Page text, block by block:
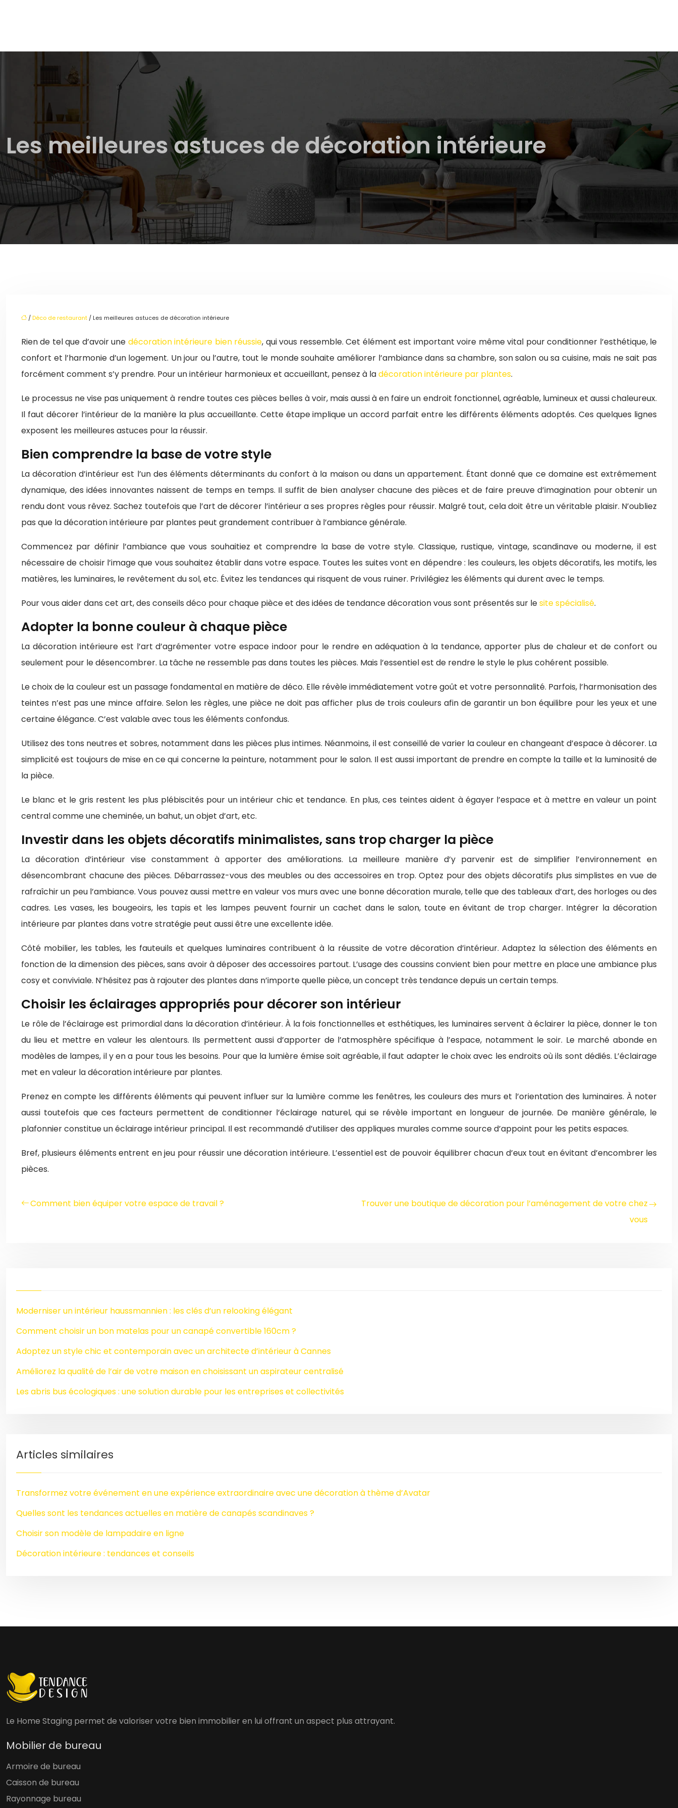
Les meilleures astuces de décoration intérieure
/Déco de restaurant / Les meilleures astuces de décoration intérieure
Rien de tel que d’avoir une décoration intérieure bien réussie, qui vous ressemble. Cet élément est important voire même vital pour conditionner l’esthétique, le
confort et l’harmonie d’un logement. Un jour ou l’autre, tout le monde souhaite améliorer l’ambiance dans sa chambre, son salon ou sa cuisine, mais ne sait pas
forcément comment s’y prendre. Pour un intérieur harmonieux et accueillant, pensez à ladécoration intérieure par plantes.
Le processus ne vise pas uniquement à rendre toutes ces pièces belles à voir, mais aussi à en faire un endroit fonctionnel, agréable, lumineux et aussi chaleureux.
Il faut décorer l’intérieur de la manière la plus accueillante. Cette étape implique un accord parfait entre les différents éléments adoptés. Ces quelques lignes
exposent les meilleures astuces pour la réussir.
Bien comprendre la base de votre style
La décoration d’intérieur est l’un des éléments déterminants du confort à la maison ou dans un appartement. Étant donné que ce domaine est extrêmement
dynamique, des idées innovantes naissent de temps en temps. Il suffit de bien analyser chacune des pièces et de faire preuve d’imagination pour obtenir un
rendu dont vous rêvez. Sachez toutefois que l’art de décorer l’intérieur a ses propres règles pour réussir. Malgré tout, cela doit être un véritable plaisir. N’oubliez
pas que la décoration intérieure par plantes peut grandement contribuer à l’ambiance générale.
Commencez par définir l’ambiance que vous souhaitiez et comprendre la base de votre style. Classique, rustique, vintage, scandinave ou moderne, il est
nécessaire de choisir l’image que vous souhaitez établir dans votre espace. Toutes les suites vont en dépendre : les couleurs, les objets décoratifs, les motifs, les
matières, les luminaires, le revêtement du sol, etc. Évitez les tendances qui risquent de vous ruiner. Privilégiez les éléments qui durent avec le temps.
Pour vous aider dans cet art, des conseils déco pour chaque pièce et des idées de tendance décoration vous sont présentés sur lesite spécialisé.
Adopter la bonne couleur à chaque pièce
La décoration intérieure est l’art d’agrémenter votre espace indoor pour le rendre en adéquation à la tendance, apporter plus de chaleur et de confort ou
seulement pour le désencombrer. La tâche ne ressemble pas dans toutes les pièces. Mais l’essentiel est de rendre le style le plus cohérent possible.
Le choix de la couleur est un passage fondamental en matière de déco. Elle révèle immédiatement votre goût et votre personnalité. Parfois, l’harmonisation des
teintes n’est pas une mince affaire. Selon les règles, une pièce ne doit pas afficher plus de trois couleurs afin de garantir un bon équilibre pour les yeux et une
certaine élégance. C’est valable avec tous les éléments confondus.
Utilisez des tons neutres et sobres, notamment dans les pièces plus intimes. Néanmoins, il est conseillé de varier la couleur en changeant d’espace à décorer. La
simplicité est toujours de mise en ce qui concerne la peinture, notamment pour le salon. Il est aussi important de prendre en compte la taille et la luminosité de
la pièce.
Le blanc et le gris restent les plus plébiscités pour un intérieur chic et tendance. En plus, ces teintes aident à égayer l’espace et à mettre en valeur un point
central comme une cheminée, un bahut, un objet d’art, etc.
Investir dans les objets décoratifs minimalistes, sans trop charger la pièce
La décoration d’intérieur vise constamment à apporter des améliorations. La meilleure manière d’y parvenir est de simplifier l’environnement en
désencombrant chacune des pièces. Débarrassez-vous des meubles ou des accessoires en trop. Optez pour des objets décoratifs plus simplistes en vue de
rafraîchir un peu l’ambiance. Vous pouvez aussi mettre en valeur vos murs avec une bonne décoration murale, telle que des tableaux d’art, des horloges ou des
cadres. Les vases, les bougeoirs, les tapis et les lampes peuvent fournir un cachet dans le salon, toute en évitant de trop charger. Intégrer la décoration
intérieure par plantes dans votre stratégie peut aussi être une excellente idée.
Côté mobilier, les tables, les fauteuils et quelques luminaires contribuent à la réussite de votre décoration d’intérieur. Adaptez la sélection des éléments en
fonction de la dimension des pièces, sans avoir à déposer des accessoires partout. L’usage des coussins convient bien pour mettre en place une ambiance plus
cosy et conviviale. N’hésitez pas à rajouter des plantes dans n’importe quelle pièce, un concept très tendance depuis un certain temps.
Choisir les éclairages appropriés pour décorer son intérieur
Le rôle de l’éclairage est primordial dans la décoration d’intérieur. À la fois fonctionnelles et esthétiques, les luminaires servent à éclairer la pièce, donner le ton
du lieu et mettre en valeur les alentours. Ils permettent aussi d’apporter de l’atmosphère spécifique à l’espace, notamment le soir. Le marché abonde en
modèles de lampes, il y en a pour tous les besoins. Pour que la lumière émise soit agréable, il faut adapter le choix avec les endroits où ils sont dédiés. L’éclairage
met en valeur la décoration intérieure par plantes.
Prenez en compte les différents éléments qui peuvent influer sur la lumière comme les fenêtres, les couleurs des murs et l’orientation des luminaires. À noter
aussi toutefois que ces facteurs permettent de conditionner l’éclairage naturel, qui se révèle important en longueur de journée. De manière générale, le
plafonnier constitue un éclairage intérieur principal. Il est recommandé d’utiliser des appliques murales comme source d’appoint pour les petits espaces.
Bref, plusieurs éléments entrent en jeu pour réussir une décoration intérieure. L’essentiel est de pouvoir équilibrer chacun d’eux tout en évitant d’encombrer les
pièces.
Comment bien équiper votre espace de travail ?
Trouver une boutique de décoration pour l’aménagement de votre chez
vous
Moderniser un intérieur haussmannien : les clés d’un relooking élégant
Comment choisir un bon matelas pour un canapé convertible 160cm ?
Adoptez un style chic et contemporain avec un architecte d’intérieur à Cannes
Améliorez la qualité de l’air de votre maison en choisissant un aspirateur centralisé
Les abris bus écologiques : une solution durable pour les entreprises et collectivités
Articles similaires
Transformez votre événement en une expérience extraordinaire avec une décoration à thème d’Avatar
Quelles sont les tendances actuelles en matière de canapés scandinaves ?
Choisir son modèle de lampadaire en ligne
Décoration intérieure : tendances et conseils
Le Home Staging permet de valoriser votre bien immobilier en lui offrant un aspect plus attrayant.
Mobilier de bureau
Armoire de bureau
Caisson de bureau
Rayonnage bureau